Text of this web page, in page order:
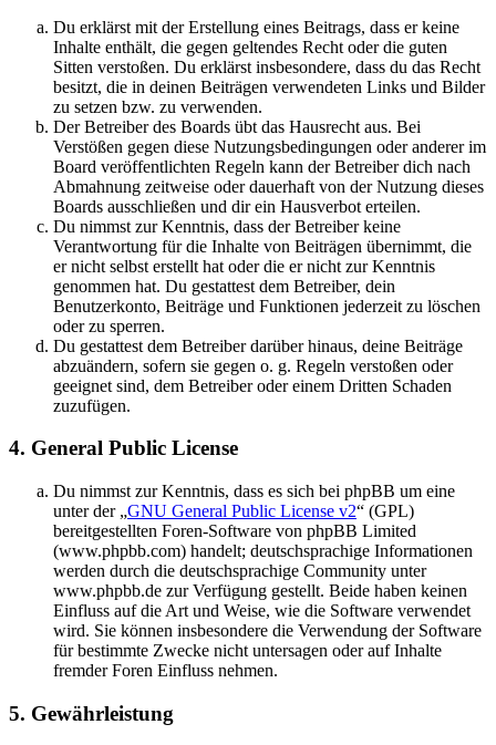
Du erklärst mit der Erstellung eines Beitrags, dass er keine
Inhalte enthält, die gegen geltendes Recht oder die guten
Sitten verstoßen. Du erklärst insbesondere, dass du das Recht
besitzt, die in deinen Beiträgen verwendeten Links und Bilder
zu setzen bzw. zu verwenden.
Der Betreiber des Boards übt das Hausrecht aus. Bei
Verstößen gegen diese Nutzungsbedingungen oder anderer im
Board veröffentlichten Regeln kann der Betreiber dich nach
Abmahnung zeitweise oder dauerhaft von der Nutzung dieses
Boards ausschließen und dir ein Hausverbot erteilen.
Du nimmst zur Kenntnis, dass der Betreiber keine
Verantwortung für die Inhalte von Beiträgen übernimmt, die
er nicht selbst erstellt hat oder die er nicht zur Kenntnis
genommen hat. Du gestattest dem Betreiber, dein
Benutzerkonto, Beiträge und Funktionen jederzeit zu löschen
oder zu sperren.
Du gestattest dem Betreiber darüber hinaus, deine Beiträge
abzuändern, sofern sie gegen o. g. Regeln verstoßen oder
geeignet sind, dem Betreiber oder einem Dritten Schaden
zuzufügen.
4. General Public License
Du nimmst zur Kenntnis, dass es sich bei phpBB um eine
unter der „GNU General Public License v2“ (GPL)
bereitgestellten Foren-Software von phpBB Limited
(www.phpbb.com) handelt; deutschsprachige Informationen
werden durch die deutschsprachige Community unter
www.phpbb.de zur Verfügung gestellt. Beide haben keinen
Einfluss auf die Art und Weise, wie die Software verwendet
wird. Sie können insbesondere die Verwendung der Software
für bestimmte Zwecke nicht untersagen oder auf Inhalte
fremder Foren Einfluss nehmen.
5. Gewährleistung